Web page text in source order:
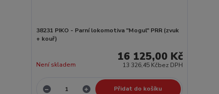
38231 PIKO - Parní lokomotiva "Mogul" PRR (zvuk
+ kouř)
16 125,00 Kč
13 326,45 Kčbez DPH
Není skladem
Přidat do košíku